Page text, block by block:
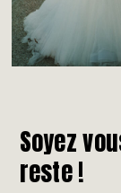
Soyez
reste !